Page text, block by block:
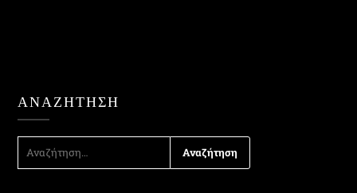
ΑΝΑΖΉΤΗΣΗ
ΑΝΑΖΉΤΗΣΗ
ΓΙΑ: